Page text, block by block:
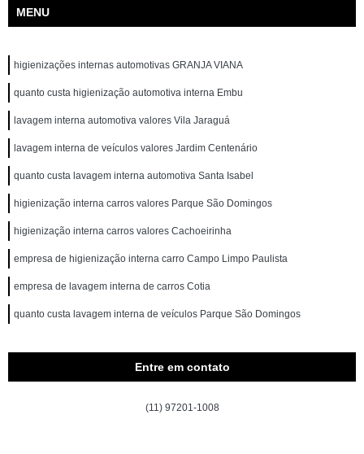
MENU
higienizações internas automotivas GRANJA VIANA
quanto custa higienização automotiva interna Embu
lavagem interna automotiva valores Vila Jaraguá
lavagem interna de veículos valores Jardim Centenário
quanto custa lavagem interna automotiva Santa Isabel
higienização interna carros valores Parque São Domingos
higienização interna carros valores Cachoeirinha
empresa de higienização interna carro Campo Limpo Paulista
empresa de lavagem interna de carros Cotia
quanto custa lavagem interna de veículos Parque São Domingos
Entre em contato
(11) 97201-1008